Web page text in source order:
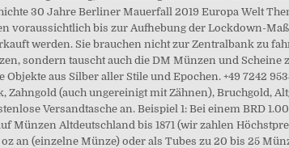
30 Jahre Berliner Mauerfall 2019 Europa Welt
voraussichtlich bis zur Aufhebung der Lockdown-
werden. Sie brauchen nicht zur Zentralbank zu
sondern tauscht auch die DM Münzen und Scheine
aus Silber aller Stile und Epochen. +49 7242
(auch ungereinigt mit Zähnen), Bruchgold,
Versandtasche an. Beispiel 1: Bei einem BRD
Münzen Altdeutschland bis 1871 (wir zahlen
an (einzelne Münze) oder als Tubes zu 20 bis 25